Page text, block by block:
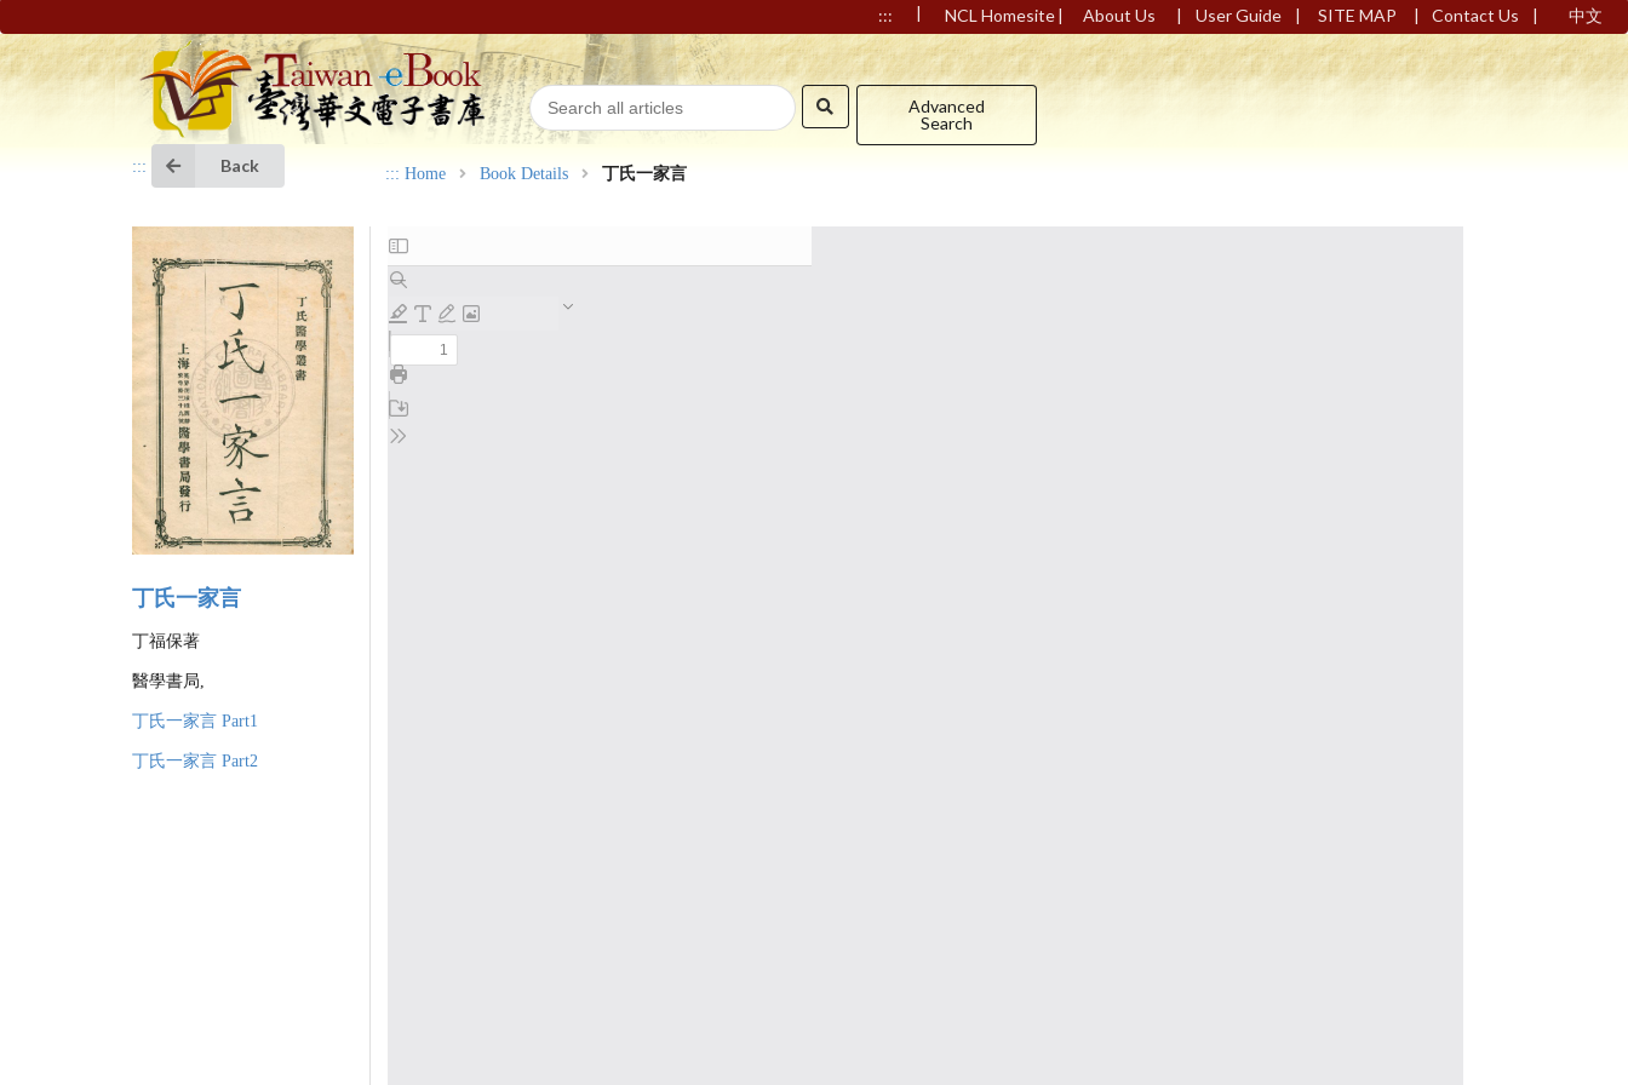
::: | NCL Homesite| About Us | User Guide | SITE MAP | Contact Us | 中文
Advanced
Search
::: Back ::: Home Book Details 丁氏一家言
丁氏一家言
丁福保著
醫學書局,
丁氏一家言 Part1
丁氏一家言 Part2